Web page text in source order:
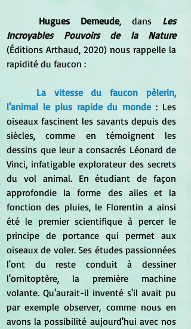
Hugues Demeude, dans Les
Incroyables Pouvoirs de la Nature
(Éditions Arthaud, 2020) nous rappelle la
rapidité du faucon :
La vitesse du faucon pèlerin,
l'animal le plus rapide du monde : Les
oiseaux fascinent les savants depuis des
siècles, comme en témoignent les
dessins que leur a consacrés Léonard de
Vinci, infatigable explorateur des secrets
du vol animal. En étudiant de façon
approfondie la forme des ailes et la
fonction des pluies, le Florentin a ainsi
été le premier scientifique à percer le
principe de portance qui permet aux
oiseaux de voler. Ses études passionnées
l'ont du reste conduit à dessiner
l'ornitoptère, la première machine
volante. Qu'aurait-il inventé s'il avait pu
par exemple observer, comme nous en
avons la possibilité aujourd'hui avec nos